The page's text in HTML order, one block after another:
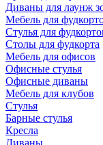
Диваны для лаунж
Мебель для
Стулья для
Столы для фудкорта
Мебель для офисов
Офисные стулья
Офисные диваны
Мебель для клубов
Стулья
Барные стулья
Кресла
Диваны